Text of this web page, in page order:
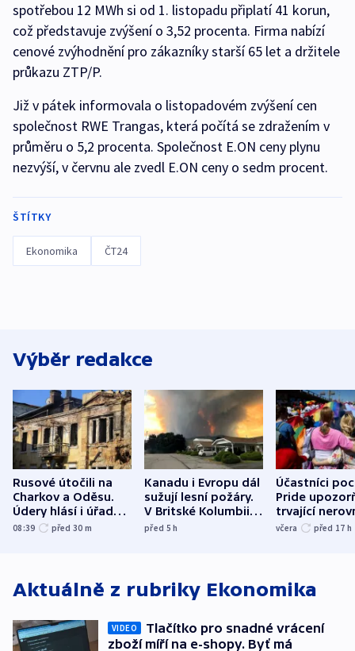
spotřebou 12 MWh si od 1. listopadu připlatí 41 korun,
což představuje zvýšení o 3,52 procenta. Firma nabízí
cenové zvýhodnění pro zákazníky starší 65 let a držitele
průkazu ZTP/P.
Již v pátek informovala o listopadovém zvýšení cen
společnost RWE Trangas, která počítá se zdražením v
průměru o 5,2 procenta. Společnost E.ON ceny plynu
nezvýší, v červnu ale zvedl E.ON ceny o sedm procent.
ŠTÍTKY
Ekonomika ČT24
Výběr redakce
Rusové útočili na
Charkov a Oděsu.
Údery hlásí i úřady v
Bělgorodu
08:39 před 30 m
Kanadu i Evropu dál
sužují lesní požáry.
V Britské Kolumbii
evakuovali tisíce lidí
před 5h
Účastníci
Pride
trvající
včera před 17 h
Aktuálně z rubriky Ekonomika
VIDEO
Tlačítko pro snadné vrácení
zboží míří na e-shopy. Byť má